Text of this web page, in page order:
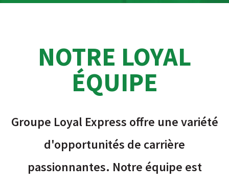
NOTRE LOYAL
ÉQUIPE
Groupe Loyal Express offre une variété
d'opportunités de carrière
passionnantes. Notre équipe est